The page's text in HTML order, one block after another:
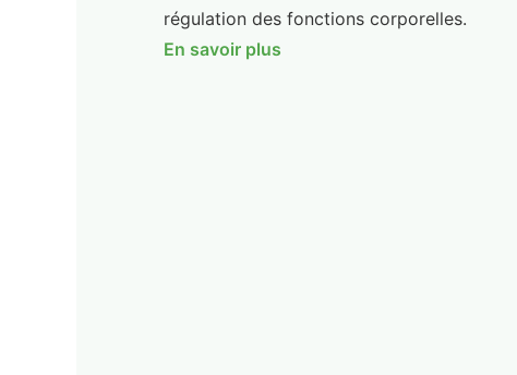
régulation des fonctions corporelles.
En savoir plus